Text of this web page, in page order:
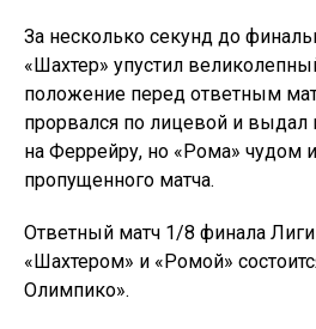
За несколько секунд до
«Шахтер» упустил
положение перед ответным
прорвался по лицевой и выдал
на Феррейру, но «Рома» чудом
пропущенного матча.
Ответный матч 1/8 финала
«Шахтером» и «Ромой»
Олимпико».